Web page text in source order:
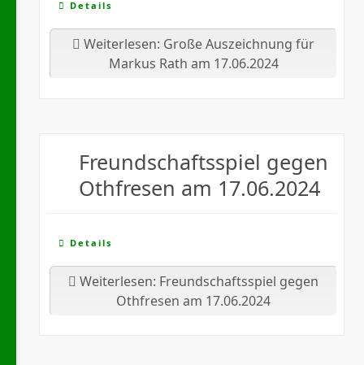
Details
Weiterlesen: Große Auszeichnung für
Markus Rath am 17.06.2024
Freundschaftsspiel gegen
Othfresen am 17.06.2024
Details
Weiterlesen: Freundschaftsspiel gegen
Othfresen am 17.06.2024